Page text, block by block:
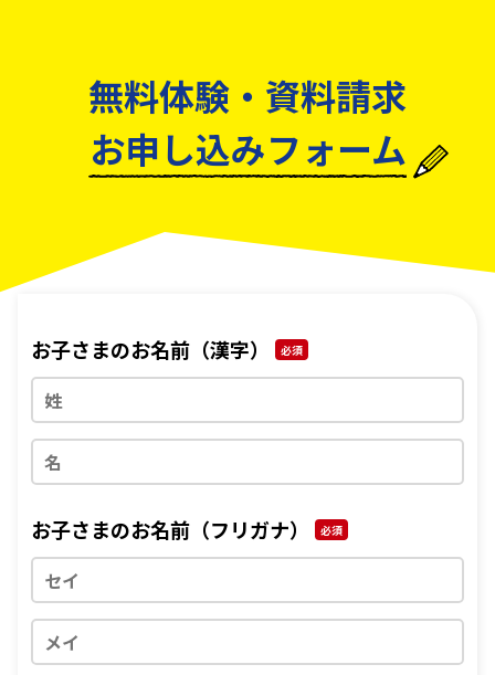
無料体験・資料請求
お申し込みフォーム
お子さまのお名前（漢字） 必須
お子さまのお名前（フリガナ） 必須